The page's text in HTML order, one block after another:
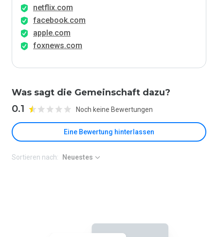
netflix.com
facebook.com
apple.com
foxnews.com
Was sagt die Gemeinschaft dazu?
0.1 Noch keine Bewertungen
Eine Bewertung hinterlassen
Sortieren nach: Neuestes